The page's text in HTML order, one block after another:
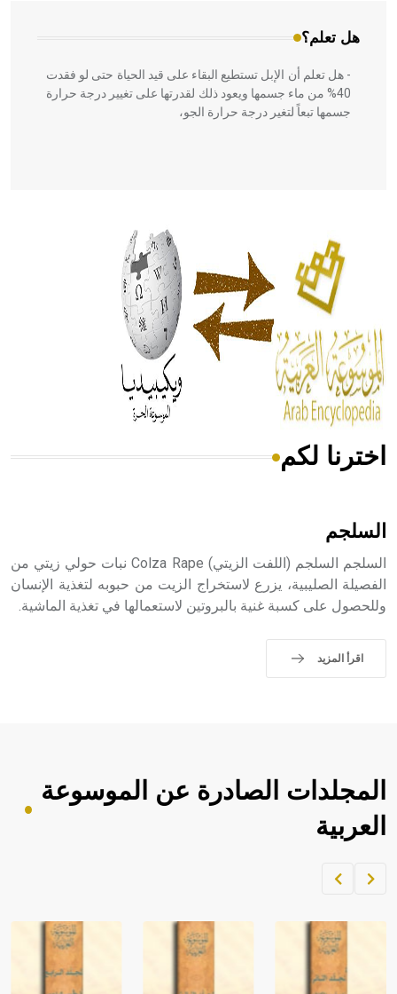
هل تعلم؟
- هل تعلم أن الإبل تستطيع البقاء على قيد الحياة حتى لو فقدت
40% من ماء جسمها ويعود ذلك لقدرتها على تغيير درجة حرارة
جسمها تبعاً لتغير درجة حرارة الجو،
الحكم، الأدلة، تنظيم التغذية، ورسالته في جروح الرأس. ويعود
له الفضل بأنه حرر الطب من الدين والفلسفة.
- هل تعلم أن المرجان إفراز حيواني يتكون في البحر ويتركب
من مادة كربونات الكلسيوم، وهو أحمر أو شديد الحمرة وهو
أجود أنواعه، ويمتاز بكبر الحجم ويسمى الش
هل تعلم أن الأبسيد كلمة فرنسية اللفظ تم اعتمادها مصطلحاً
- هل تعلم أن أبجر Abgar اسم معروف جيداً يعود إلى عدد من
التاسع، وهم ينتسبون إلى أسرة أوسروين
حيث تقتصر القيمة الصوتية للعلامة الك
اخترنا لكم
السلجم
السلجم السلجم (اللفت الزيتي) Colza Rape نبات حولي زيتي من
الفصيلة الصليبية، يزرع لاستخراج الزيت من حبوبه لتغذية الإنسان
وللحصول على كسبة غنية بالبروتين لاستعمالها في تغذية الماشية.
اقرأ المزيد
المجلدات الصادرة عن الموسوعة
العربية